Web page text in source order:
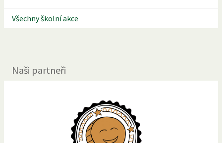
Všechny školní akce
Naši partneři